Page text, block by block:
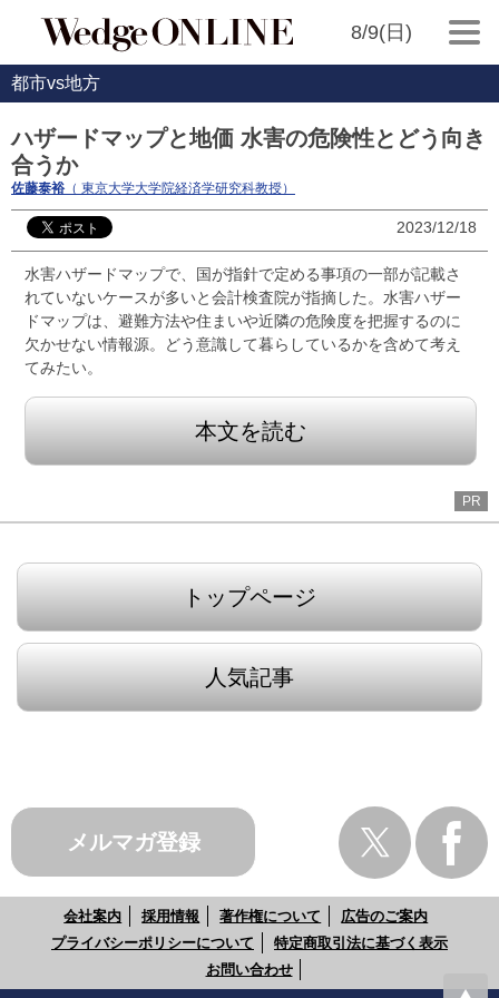
8/9(日)
都市vs地方
ハザードマップと地価 水害の危険性とどう向き
合うか
佐藤泰裕 （ 東京大学大学院経済学研究科教授）
2023/12/18
水害ハザードマップで、国が指針で定める事項の一部が記載さ
れていないケースが多いと会計検査院が指摘した。水害ハザー
ドマップは、避難方法や住まいや近隣の危険度を把握するのに
欠かせない情報源。どう意識して暮らしているかを含めて考え
てみたい。
本文を読む
PR
トップページ
人気記事
メルマガ登録
会社案内 採用情報 著作権について
広告のご案内
プライバシーポリシーについて
特定商取引法に基づく表示
お問い合わせ